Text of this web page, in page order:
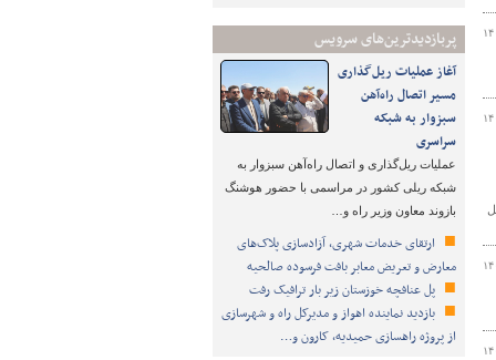
پربازدیدترین‌های سرویس
آغاز عملیات ریل‌گذاری
مسیر اتصال راه‌آهن
سبزوار به شبکه
سراسری
عملیات ریل‌گذاری و اتصال راه‌آهن سبزوار به
شبکه ریلی کشور در مراسمی با حضور هوشنگ
بازوند معاون وزیر راه و…
ارتقای خدمات شهری، آزادسازی پلاک‌های
معارض و تعریض معابر بافت فرسوده صالحیه
پل عنافچه خوزستان زیر بار ترافیک رفت
بازدید نماینده اهواز و مدیرکل راه و شهرسازی
از پروژه راهسازی حمیدیه، کارون و…